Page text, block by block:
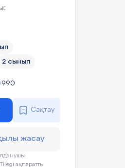
2 сынып
990
Сақтау
жасау
ақпаратты